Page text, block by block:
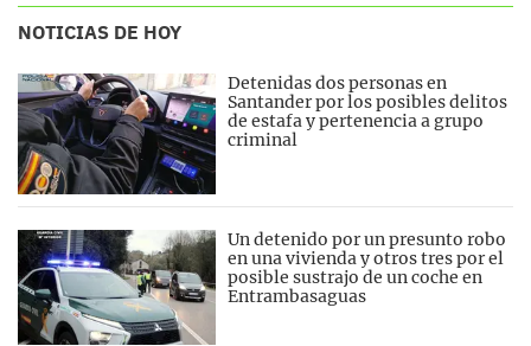
NOTICIAS DE HOY
Detenidas dos personas en
Santander por los posibles delitos
de estafa y pertenencia a grupo
criminal
Un detenido por un presunto robo
en una vivienda y otros tres por el
posible sustrajo de un coche en
Entrambasaguas